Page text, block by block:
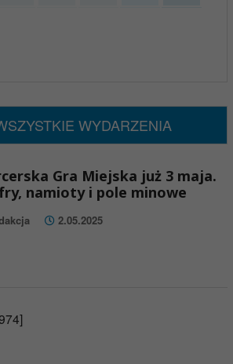
WYDARZENIA
Gra Miejska już 3 maja.
namioty i pole minowe
2.05.2025